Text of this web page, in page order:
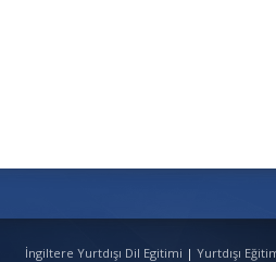
İngiltere Yurtdışı Dil Egitimi | Yurtdışı